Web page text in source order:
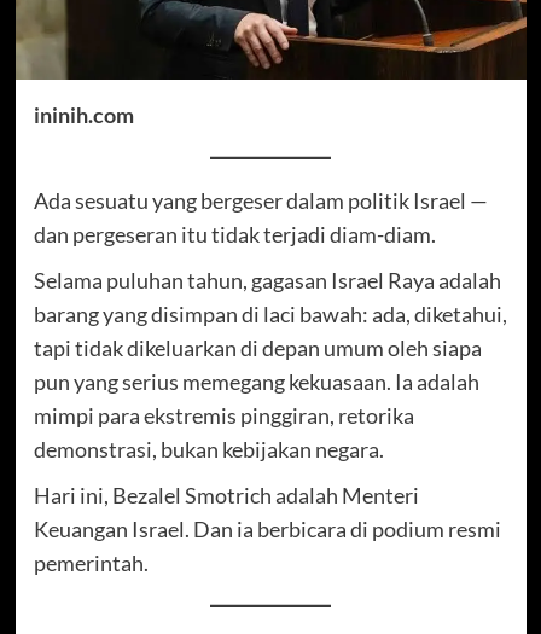
ininih.com
Ada sesuatu yang bergeser dalam politik Israel —
dan pergeseran itu tidak terjadi diam-diam.
Selama puluhan tahun, gagasan Israel Raya adalah
barang yang disimpan di laci bawah: ada, diketahui,
tapi tidak dikeluarkan di depan umum oleh siapa
pun yang serius memegang kekuasaan. Ia adalah
mimpi para ekstremis pinggiran, retorika
demonstrasi, bukan kebijakan negara.
Hari ini, Bezalel Smotrich adalah Menteri
Keuangan Israel. Dan ia berbicara di podium resmi
pemerintah.